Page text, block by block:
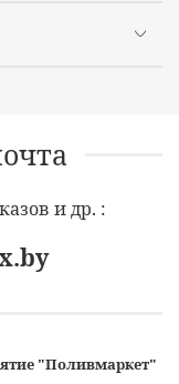
и др. :
"Поливмаркет"